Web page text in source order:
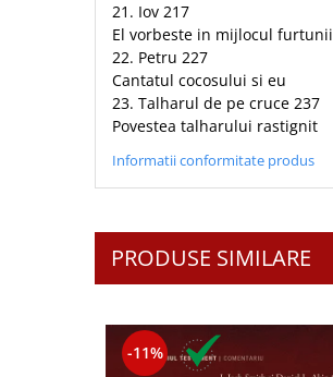
21. Iov 217
El vorbeste in mijlocul furtunii
22. Petru 227
Cantatul cocosului si eu
23. Talharul de pe cruce 237
Povestea talharului rastignit
Informatii conformitate produs
PRODUSE SIMILARE
-11%